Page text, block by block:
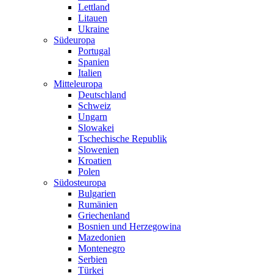
Lettland
Litauen
Ukraine
Südeuropa
Portugal
Spanien
Italien
Mitteleuropa
Deutschland
Schweiz
Ungarn
Slowakei
Tschechische Republik
Slowenien
Kroatien
Polen
Südosteuropa
Bulgarien
Rumänien
Griechenland
Bosnien und Herzegowina
Mazedonien
Montenegro
Serbien
Türkei